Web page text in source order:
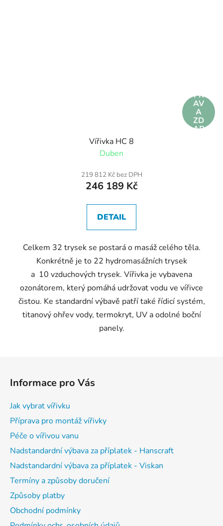
PR
AV
A
ZD
AR
Vířivka HC 8
Duben
219 812 Kč bez DPH
246 189 Kč
DETAIL
Celkem 32 trysek se postará o masáž celého těla.
Konkrétně je to 22 hydromasážních trysek
a 10 vzduchových trysek. Vířivka je vybavena
ozonátorem, který pomáhá udržovat vodu ve vířivce
čistou. Ke standardní výbavě patří také řídicí systém,
titanový ohřev vody, termokryt, UV a odolné boční
panely.
Informace pro Vás
Jak vybrat vířivku
Příprava pro montáž vířivky
Péče o vířivou vanu
Nadstandardní výbava za příplatek - Hanscraft
Nadstandardní výbava za příplatek - Viskan
Termíny a způsoby doručení
Způsoby platby
Obchodní podmínky